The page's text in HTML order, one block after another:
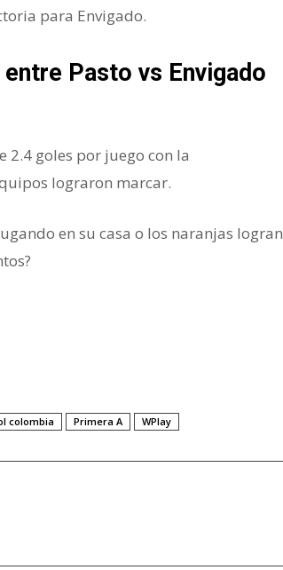
para Envigado.
Pasto vs Envigado
2.4 goles por juego con la
lograron marcar.
en su casa o los naranjas logran
colombia Primera A WPlay